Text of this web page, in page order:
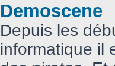
Demoscene
Depuis les
informatique il